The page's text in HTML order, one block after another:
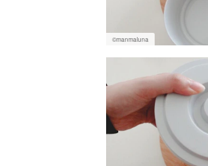
©️manmaluna